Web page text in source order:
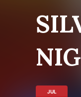
JUL